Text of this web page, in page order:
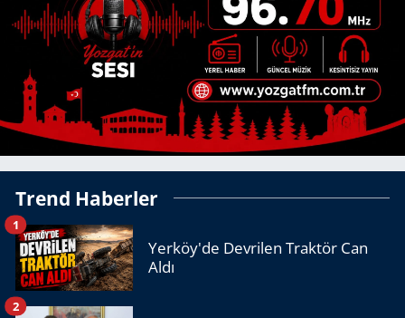
Trend Haberler
Yerköy'de Devrilen Traktör Can
Aldı
1
2